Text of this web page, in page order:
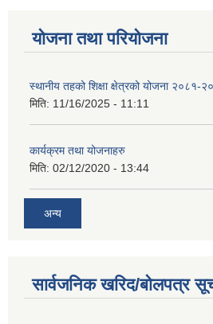
योजना तथा परियोजना
स्थानीय तहको शिक्षा क्षेत्रको योजना २०८१-
मिति: 11/16/2025 - 11:11
कार्यक्रम तथा योजनाहरु
मिति: 02/12/2020 - 13:44
अन्य
सार्वजनिक खरिद/बोलपत्र